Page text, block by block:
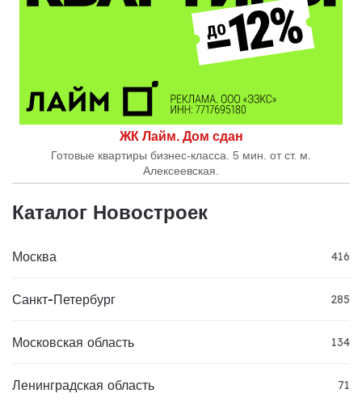
ЖК Лайм. Дом сдан
Готовые квартиры бизнес-класса. 5 мин. от ст. м.
Алексеевская.
Каталог Новостроек
Москва 416
Санкт-Петербург 285
Московская область 134
Ленинградская область 71